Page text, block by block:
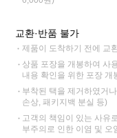
교환·반품 불가
제품이 도착하기 전에 교
상품 포장을 개봉하여 사
내용 확인을 위한 포장 개
부착된 택을 제거하였거
손상, 패키지백 분실 등)
고객의 책임이 있는 사유
부주의로 인한 이염 및 오